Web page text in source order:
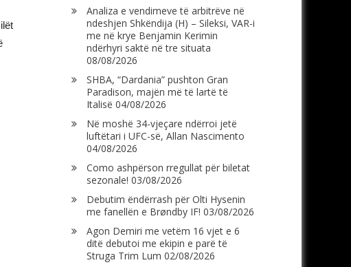
Analiza e vendimeve të arbitrëve në
ndeshjen Shkëndija (H) – Sileksi, VAR-i
me në krye Benjamin Kerimin
ndërhyri saktë në tre situata
08/08/2026
SHBA, “Dardania” pushton Gran
Paradison, majën më të lartë të
Italisë 04/08/2026
Në moshë 34-vjeçare ndërroi jetë
luftëtari i UFC-së, Allan Nascimento
04/08/2026
Como ashpërson rregullat për biletat
sezonale! 03/08/2026
Debutim ëndërrash për Olti Hysenin
me fanellën e Brøndby IF! 03/08/2026
Agon Demiri me vetëm 16 vjet e 6
ditë debutoi me ekipin e parë të
Struga Trim Lum 02/08/2026